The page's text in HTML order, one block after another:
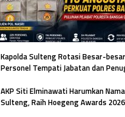
Kapolda Sulteng Rotasi Besar-
Personel Tempati Jabatan dan
AKP Siti Elminawati Harumkan
Sulteng, Raih Hoegeng Awards